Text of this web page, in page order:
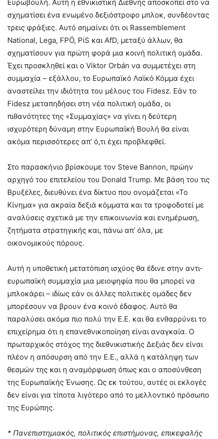
Ευρωβουλή. Αυτή η εθνικιστική Διεθνής αποσκοπεί στο να
σχηματίσει ένα ενωμένο δεξιόστροφο μπλοκ, συνδέοντας
τρεις φράξιες. Αυτό σημαίνει ότι οι Rassemblement
National, Lega, FPÖ, PiS και AfD, μεταξύ άλλων, θα
σχηματίσουν για πρώτη φορά μια κοινή πολιτική ομάδα.
Έχει προσκληθεί και ο Viktor Orbán να συμμετέχει στη
συμμαχία – εξάλλου, το Ευρωπαϊκό Λαϊκό Κόμμα έχει
αναστείλει την ιδιότητα του μέλους του Fidesz. Εάν το
Fidesz μεταπηδήσει στη νέα πολιτική ομάδα, οι
πιθανότητες της «Συμμαχίας» να γίνει η δεύτερη
ισχυρότερη δύναμη στην Ευρωπαϊκή Βουλή θα είναι
ακόμα περισσότερες απ’ ό,τι έχει προβλεφθεί.
Στο παρασκήνιο βρίσκουμε τον Steve Bannon, πρώην
αρχηγό του επιτελείου του Donald Trump. Με βάση του τις
Βρυξέλες, διευθύνει ένα δίκτυο που ονομάζεται «Το
Κίνημα» για ακραία δεξιά κόμματα και τα τροφοδοτεί με
αναλύσεις σχετικά με την επικοινωνία και ενημέρωση,
ζητήματα στρατηγικής και, πάνω απ’ όλα, με
οικονομικούς πόρους.
Αυτή η υποθετική μετατόπιση ισχύος θα έδινε στην αντι-
ευρωπαϊκή συμμαχία μια μειοψηφία που θα μπορεί να
μπλοκάρει – ιδίως εάν οι άλλες πολιτικές ομάδες δεν
μπορέσουν να βρουν ένα κοινό έδαφος. Αυτό θα
παραλύσει ακόμα πιο πολύ την Ε.Ε. και θα ενθαρρύνει το
επιχείρημα ότι η επανεθνικοποίηση είναι αναγκαία. Ο
πρωταρχικός στόχος της διεθνικιστικής Δεξιάς δεν είναι
πλέον η απόσυρση από την Ε.Ε., αλλά η κατάληψη των
θεσμών της και η αναμόρφωση όπως και ο αποσύνθεση
της Ευρωπαϊκής Ένωσης. Ως εκ τούτου, αυτές οι εκλογές
δεν είναι για τίποτα λιγότερο από το μελλοντικό πρόσωπο
της Ευρώπης.
* Πανεπιστημιακός, πολιτικός επιστήμονας, επικεφαλής